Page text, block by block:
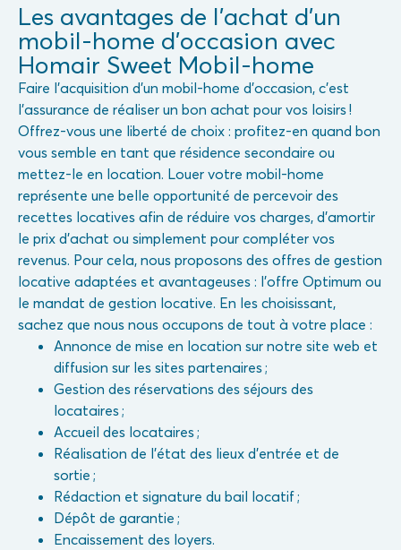
Les avantages de l’achat d’un
mobil-home d’occasion avec
Homair Sweet Mobil-home
Faire l’acquisition d’un mobil-home d’occasion, c’est
l’assurance de réaliser un bon achat pour vos loisirs !
Offrez-vous une liberté de choix : profitez-en quand bon
vous semble en tant que résidence secondaire ou
mettez-le en location. Louer votre mobil-home
représente une belle opportunité de percevoir des
recettes locatives afin de réduire vos charges, d’amortir
le prix d’achat ou simplement pour compléter vos
revenus. Pour cela, nous proposons des offres de gestion
locative adaptées et avantageuses : l’offre Optimum ou
le mandat de gestion locative. En les choisissant,
sachez que nous nous occupons de tout à votre place :
Annonce de mise en location sur notre site web et
diffusion sur les sites partenaires ;
Gestion des réservations des séjours des
locataires ;
Accueil des locataires ;
Réalisation de l’état des lieux d’entrée et de
sortie ;
Rédaction et signature du bail locatif ;
Dépôt de garantie ;
Encaissement des loyers.